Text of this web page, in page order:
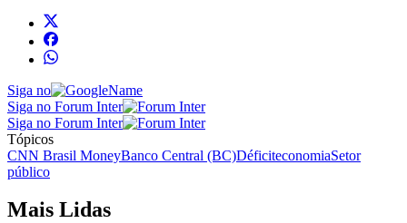
Siga no
Siga no Forum Inter
Siga no Forum Inter
Tópicos
CNN Brasil MoneyBanco Central (BC)DéficiteconomiaSetor
público
Mais Lidas